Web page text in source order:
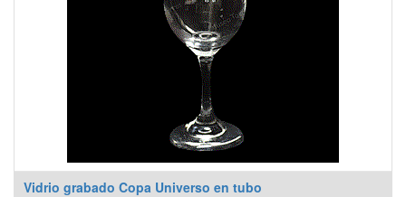
Vidrio grabado Copa Universo en tubo